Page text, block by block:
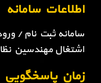
اطلاعات سامانه
سامانه ثبت نام /
اشتغال مهندسین
زمان پاسخگویی